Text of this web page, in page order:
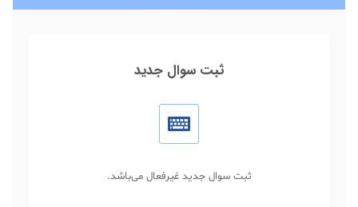
ثبت سوال جدید
ثبت سوال جدید غیرفعال می‌باشد.